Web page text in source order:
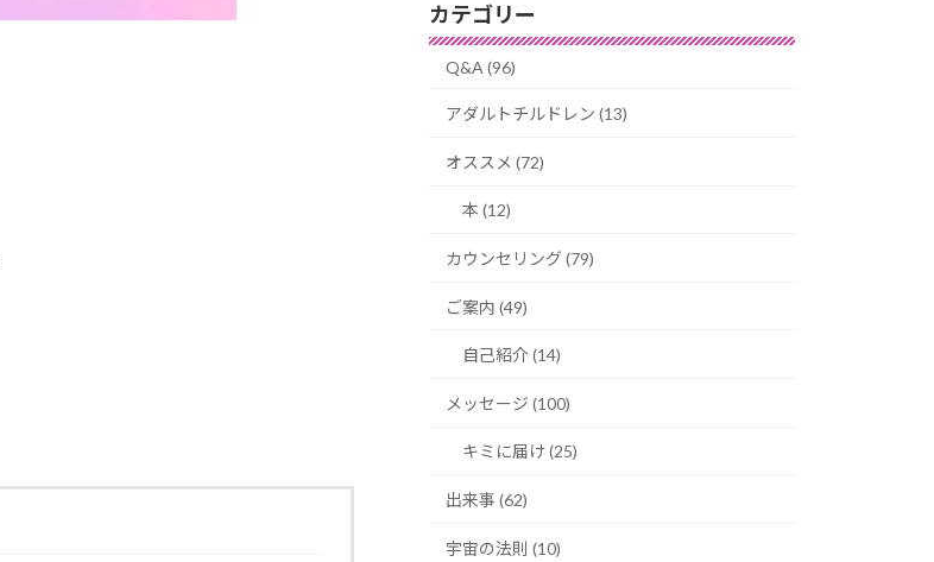
カテゴリー
Q&A (96)
アダルトチルドレン (13)
オススメ (72)
本 (12)
カウンセリング (79)
ご案内 (49)
自己紹介 (14)
メッセージ (100)
キミに届け (25)
出来事 (62)
宇宙の法則 (10)